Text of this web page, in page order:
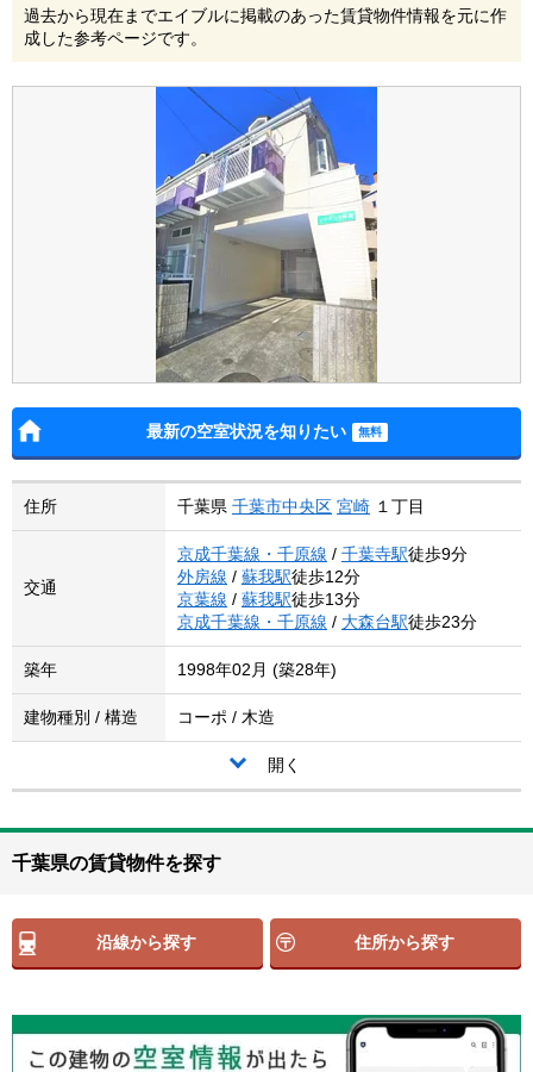
過去から現在までエイブルに掲載のあった賃貸物件情報を元に作
成した参考ページです。
最新の空室状況を知りたい
住所 千葉県 千葉市中央区 宮崎 １丁目
交通
京成千葉線・千原線 / 千葉寺駅徒歩9分
外房線 / 蘇我駅徒歩12分
京葉線 / 蘇我駅徒歩13分
京成千葉線・千原線 / 大森台駅徒歩23分
築年 1998年02月 (築28年)
建物種別 / 構造 コーポ / 木造
開く
千葉県の賃貸物件を探す
沿線から探す 住所から探す